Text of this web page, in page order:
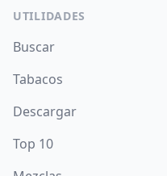
UTILIDADES
Buscar
Tabacos
Descargar
Top 10